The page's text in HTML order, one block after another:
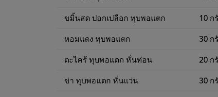
ขมิ้นสด ปอกเปลือก ทุบพอแตก
10 ก
หอมแดง ทุบพอแตก
30 ก
ตะไคร้ ทุบพอแตก หั่นท่อน
20 ก
ข่า ทุบพอแตก หั่นแว่น
30 ก